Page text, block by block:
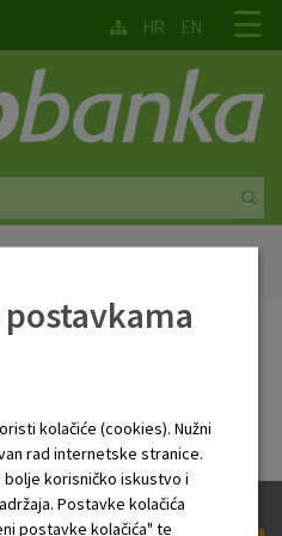
☰
HR EN
11 2021 .pdf
kolačiće (cookies). Nužni
rad internetske stranice.
korisničko iskustvo i
Postavke kolačića
postavke kolačića" te